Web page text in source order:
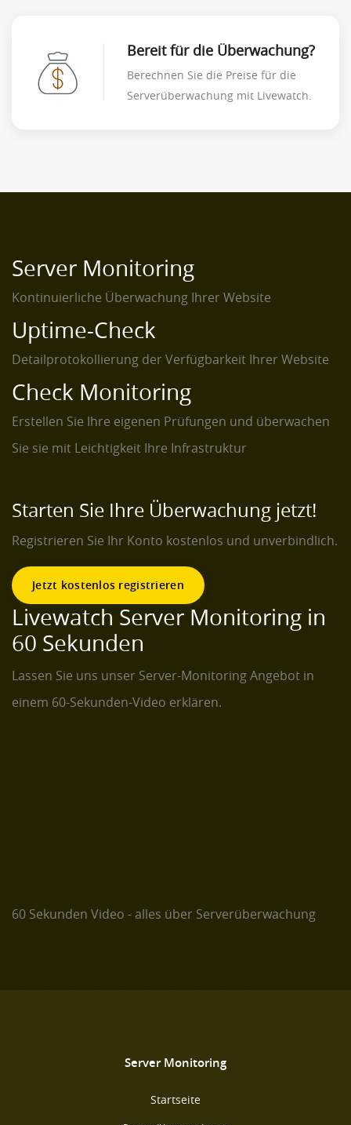
Bereit für die Überwachung?
Berechnen Sie die Preise für die
Serverüberwachung mit Livewatch.
Server Monitoring
Kontinuierliche Überwachung Ihrer Website
Uptime-Check
Detailprotokollierung der Verfügbarkeit Ihrer Website
Check Monitoring
Erstellen Sie Ihre eigenen Prüfungen und überwachen
Sie sie mit Leichtigkeit Ihre Infrastruktur
Starten Sie Ihre Überwachung jetzt!
Registrieren Sie Ihr Konto kostenlos und unverbindlich.
Jetzt kostenlos registrieren
Livewatch Server Monitoring in
60 Sekunden
Lassen Sie uns unser Server-Monitoring Angebot in
einem 60-Sekunden-Video erklären.
60 Sekunden Video - alles über Serverüberwachung
Server Monitoring
Startseite